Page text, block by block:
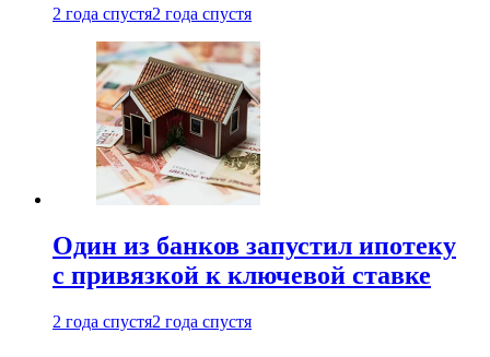
2 года спустя2 года спустя
Один из банков запустил ипотеку
с привязкой к ключевой ставке
2 года спустя2 года спустя